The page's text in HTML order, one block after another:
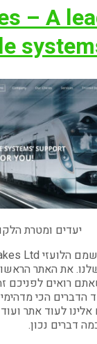
– A
יעדים ומטרת
את האתר
שאתם רואים
הדברים הכי
לעוד אתר
דברים נכון.